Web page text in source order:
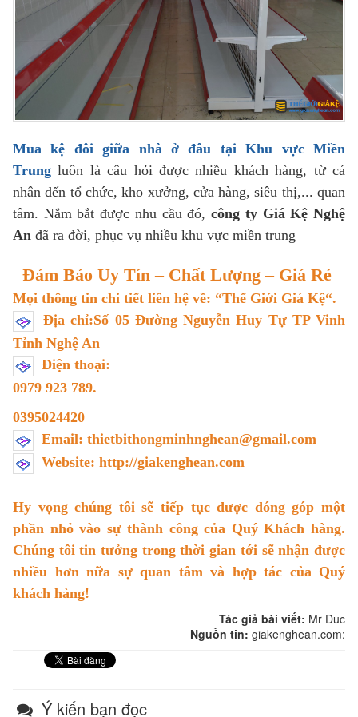
Mua kệ đôi giữa nhà ở đâu tại Khu vực Miền
Trung luôn là câu hỏi được nhiều khách hàng, từ cá
nhân đến tổ chức, kho xưởng, cửa hàng, siêu thị,... quan
tâm. Nắm bắt được nhu cầu đó,công ty Giá Kệ Nghệ
An đã ra đời, phục vụ nhiều khu vực miền trung
Đảm Bảo Uy Tín – Chất Lượng – Giá Rẻ
Mọi thông tin chi tiết liên hệ về: “Thế Giới Giá Kệ“.
Địa chỉ:Số 05 Đường Nguyễn Huy Tự TP Vinh
Tỉnh Nghệ An
Điện thoại:
0979 923 789.
0395024420
Email: thietbithongminhnghean@gmail.com
Website: http://giakenghean.com
Hy vọng chúng tôi sẽ tiếp tục được đóng góp một
phần nhỏ vào sự thành công của Quý Khách hàng.
Chúng tôi tin tưởng trong thời gian tới sẽ nhận được
nhiều hơn nữa sự quan tâm và hợp tác của Quý
khách hàng!
Tác giả bài viết: Mr Duc
Nguồn tin: giakenghean.com:
Ý kiến bạn đọc